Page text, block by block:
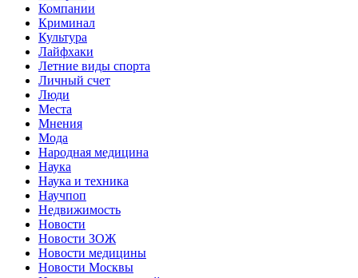
Компании
Криминал
Культура
Лайфхаки
Летние виды спорта
Личный счет
Люди
Места
Мнения
Мода
Народная медицина
Наука
Наука и техника
Научпоп
Недвижимость
Новости
Новости ЗОЖ
Новости медицины
Новости Москвы